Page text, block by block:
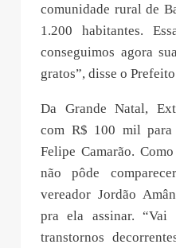
comunidade rural de
1.200 habitantes.
conseguimos agora
gratos”, disse o
Da Grande Natal,
com R$ 100 mil para
Felipe Camarão.
não pôde
vereador Jordão
pra ela assinar.
transtornos